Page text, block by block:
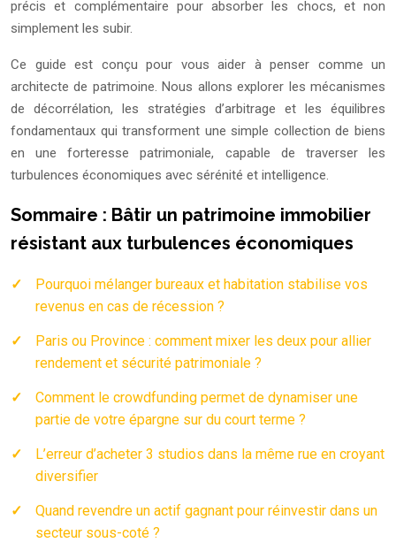
précis et complémentaire pour absorber les chocs, et non
simplement les subir.
Ce guide est conçu pour vous aider à penser comme un
architecte de patrimoine. Nous allons explorer les mécanismes
de décorrélation, les stratégies d’arbitrage et les équilibres
fondamentaux qui transforment une simple collection de biens
en une forteresse patrimoniale, capable de traverser les
turbulences économiques avec sérénité et intelligence.
Sommaire : Bâtir un patrimoine immobilier
résistant aux turbulences économiques
Pourquoi mélanger bureaux et habitation stabilise vos
revenus en cas de récession ?
Paris ou Province : comment mixer les deux pour allier
rendement et sécurité patrimoniale ?
Comment le crowdfunding permet de dynamiser une
partie de votre épargne sur du court terme ?
L’erreur d’acheter 3 studios dans la même rue en croyant
diversifier
Quand revendre un actif gagnant pour réinvestir dans un
secteur sous-coté ?